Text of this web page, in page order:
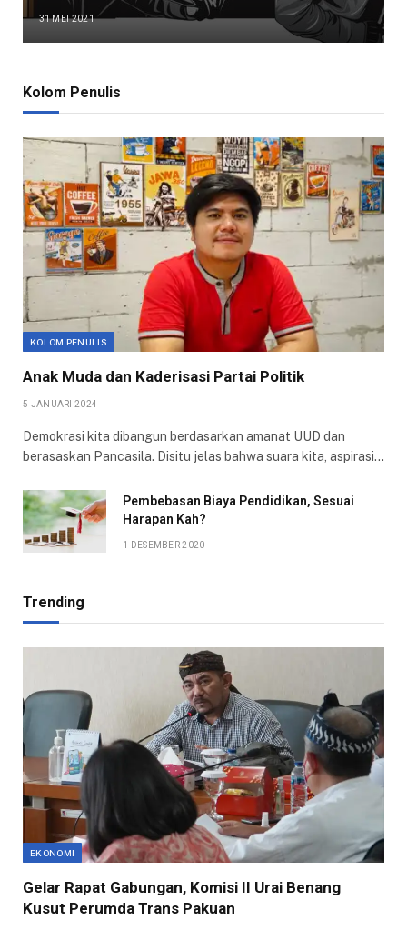
31 MEI 2021
Kolom Penulis
KOLOM PENULIS
Anak Muda dan Kaderisasi Partai Politik
5 JANUARI 2024
Demokrasi kita dibangun berdasarkan amanat UUD dan
berasaskan Pancasila. Disitu jelas bahwa suara kita, aspirasi…
Pembebasan Biaya Pendidikan, Sesuai
Harapan Kah?
1 DESEMBER 2020
Trending
EKONOMI
Gelar Rapat Gabungan, Komisi II Urai Benang
Kusut Perumda Trans Pakuan